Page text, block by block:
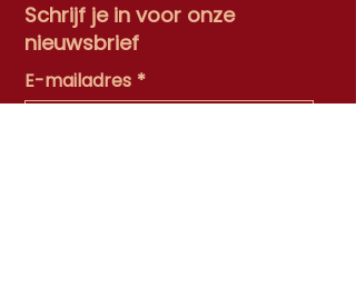
Schrijf je in voor onze
nieuwsbrief
E-mailadres